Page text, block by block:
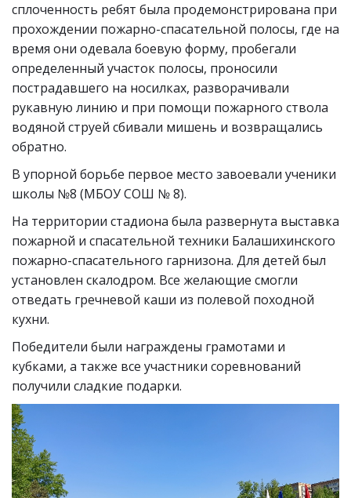
сплоченность ребят была продемонстрирована при
прохождении пожарно-спасательной полосы, где на
время они одевала боевую форму, пробегали
определенный участок полосы, проносили
пострадавшего на носилках, разворачивали
рукавную линию и при помощи пожарного ствола
водяной струей сбивали мишень и возвращались
обратно.
В упорной борьбе первое место завоевали ученики
школы №8 (МБОУ СОШ № 8).
На территории стадиона была развернута выставка
пожарной и спасательной техники Балашихинского
пожарно-спасательного гарнизона. Для детей был
установлен скалодром. Все желающие смогли
отведать гречневой каши из полевой походной
кухни.
Победители были награждены грамотами и
кубками, а также все участники соревнований
получили сладкие подарки.